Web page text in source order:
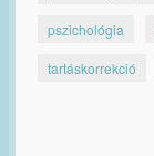
pszichológia
tartáskorrekció